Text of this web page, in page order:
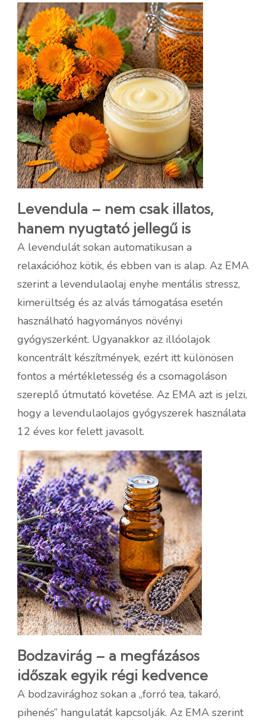
Levendula – nem csak illatos,
hanem nyugtató jellegű is
A levendulát sokan automatikusan a
relaxációhoz kötik, és ebben van is alap. Az EMA
szerint a levendulaolaj enyhe mentális stressz,
kimerültség és az alvás támogatása esetén
használható hagyományos növényi
gyógyszerként. Ugyanakkor az illóolajok
koncentrált készítmények, ezért itt különösen
fontos a mértékletesség és a csomagoláson
szereplő útmutató követése. Az EMA azt is jelzi,
hogy a levendulaolajos gyógyszerek használata
12 éves kor felett javasolt.
Bodzavirág – a megfázásos
időszak egyik régi kedvence
A bodzavirághoz sokan a „forró tea, takaró,
pihenés” hangulatát kapcsolják. Az EMA szerint